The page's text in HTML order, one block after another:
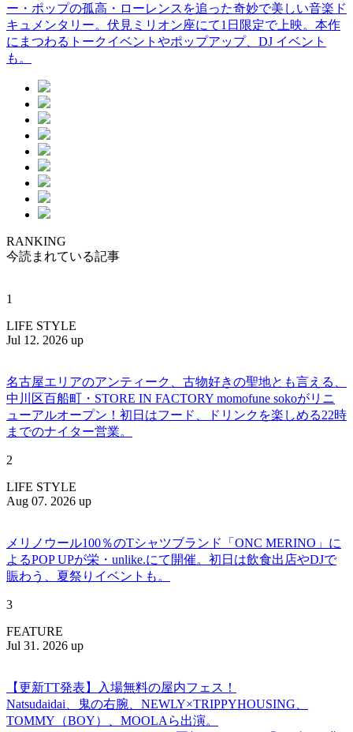
ー・ポップの孤高・ローレンスを追った奇妙で美しい音楽ド
キュメンタリー。伏見ミリオン座にて1日限定で上映。本作
にまつわるトークイベントやポップアップ、DJ イベント
も。
RANKING
今読まれている記事
1
LIFE STYLE
Jul 12. 2026 up
名古屋エリアのアンティーク、古物好きの聖地とも言える、
中川区百船町・STORE IN FACTORY momofune sokoがリニ
ューアルオープン！初日はフード、ドリンクを楽しめる22時
までのナイター営業。
2
LIFE STYLE
Aug 07. 2026 up
メリノウール100％のTシャツブランド「ONC MERINO」に
よるPOP UPが栄・unlike.にて開催。初日は飲食出店やDJで
賑わう、夏祭りイベントも。
3
FEATURE
Jul 31. 2026 up
【更新TT発表】入場無料の屋内フェス！
Natsudaidai、鬼の右腕、NEWLY×TRIPPYHOUSING、
TOMMY（BOY）、MOOLAら出演。